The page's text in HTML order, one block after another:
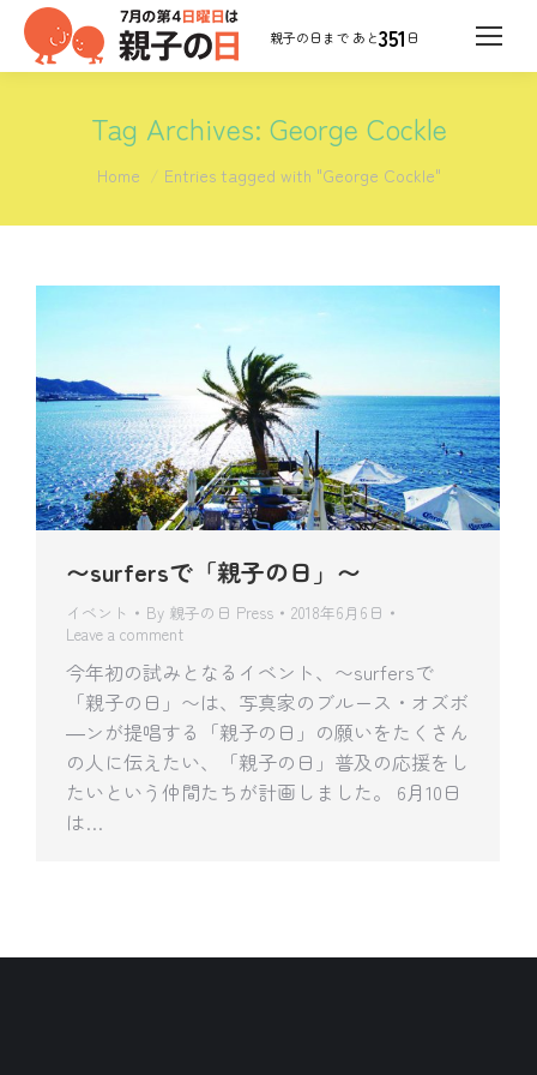
351 日
Tag Archives: George Cockle
You are here:
Home Entries tagged with "George Cockle"
〜surfersで「親子の日」〜
イベント By 親子の日 Press
2018年6月6日
Leave a comment
今年初の試みとなるイベント、〜surfersで
「親子の日」〜は、写真家のブルース・オズボ
―ンが提唱する「親子の日」の願いをたくさん
の人に伝えたい、「親子の日」普及の応援をし
たいという仲間たちが計画しました。 6月10日
は…